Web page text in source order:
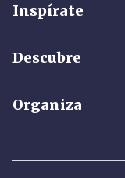
Inspírate
Descubre
Organiza